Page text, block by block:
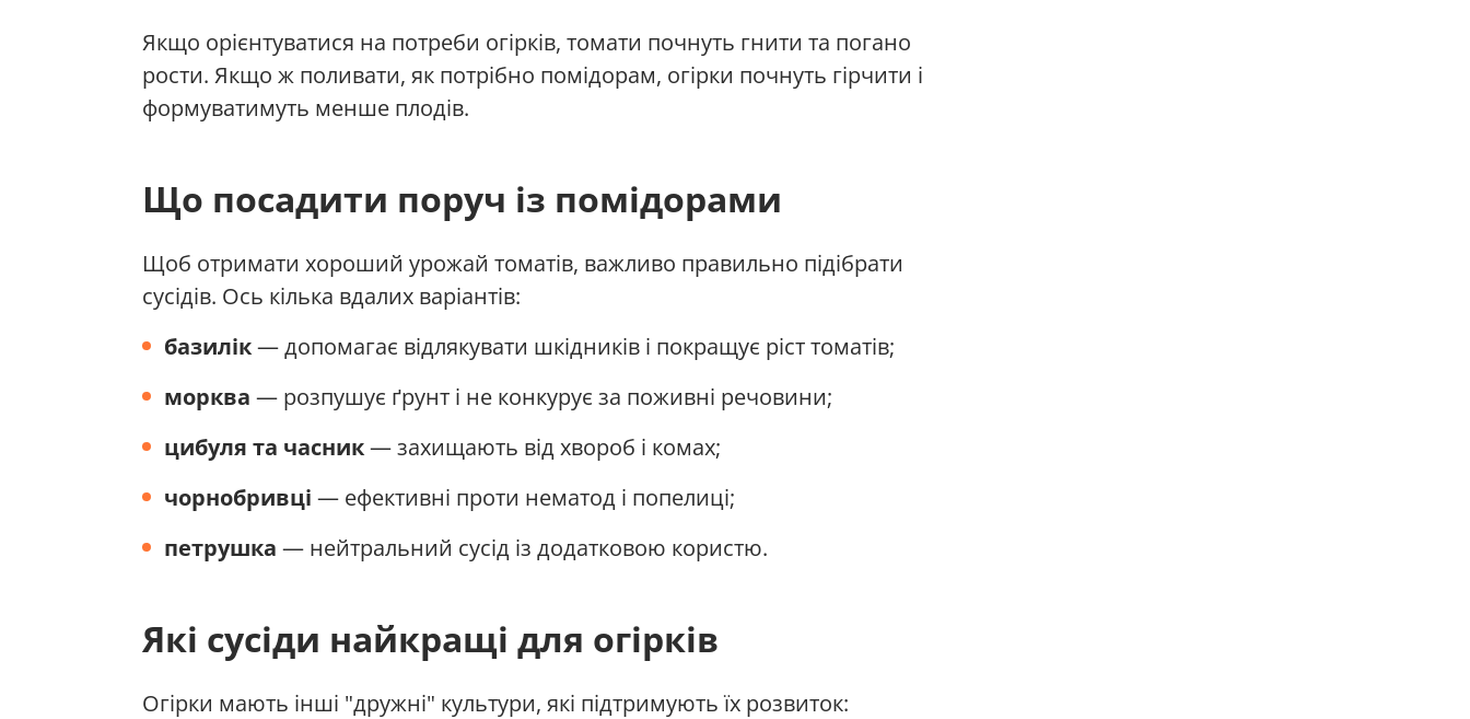
Якщо орієнтуватися на потреби огірків, томати почнуть гнити та погано
рости. Якщо ж поливати, як потрібно помідорам, огірки почнуть гірчити і
формуватимуть менше плодів.
Що посадити поруч із помідорами
Щоб отримати хороший урожай томатів, важливо правильно підібрати
сусідів. Ось кілька вдалих варіантів:
базилік— допомагає відлякувати шкідників і покращує ріст томатів;
морква — розпушує ґрунт і не конкурує за поживні речовини;
цибуля та часник— захищають від хвороб і комах;
чорнобривці — ефективні проти нематод і попелиці;
петрушка — нейтральний сусід із додатковою користю.
Які сусіди найкращі для огірків
Огірки мають інші "дружні" культури, які підтримують їх розвиток: